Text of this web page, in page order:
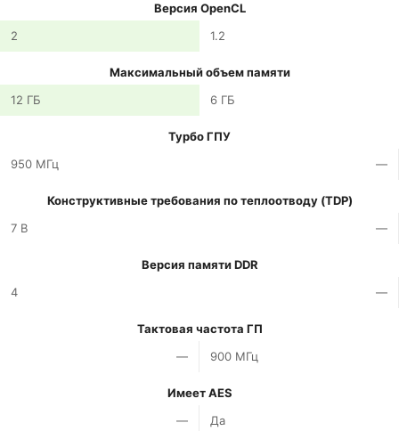
Версия OpenCL
2
1.2
Максимальный объем памяти
12 ГБ
6 ГБ
Турбо ГПУ
950 МГц
—
Конструктивные требования по теплоотводу (TDP)
7 В
—
Версия памяти DDR
4
—
Тактовая частота ГП
—
900 МГц
Имеет AES
—
Да